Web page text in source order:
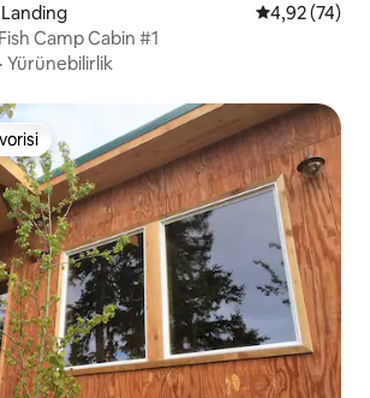
5 üzerinden
4,92 (74)
Camp Cabin #1
· Yürünebilirlik
en beğenilenler arasında